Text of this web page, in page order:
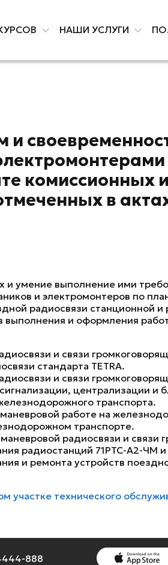
НАШИ УСЛУГИ
и
в
и умение выполнение ими
и электромонтеров по
радиосвязи
выполнения и оформления
и связи
стандарта TETRA.
и связи
централизации и
транспорта.
работе на
транспорте.
радиосвязи и
радиостанций 71РТС-А2-ЧМ
и ремонта устройств
участке технического
888